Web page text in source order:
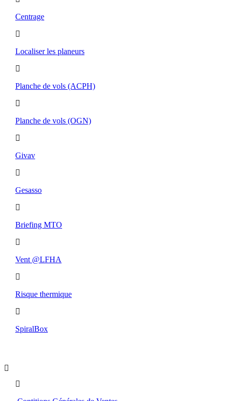
Centrage
Localiser les planeurs
Planche de vols (ACPH)
Planche de vols (OGN)
Givav
Gesasso
Briefing MTO
Vent @LFHA
Risque thermique
SpiralBox